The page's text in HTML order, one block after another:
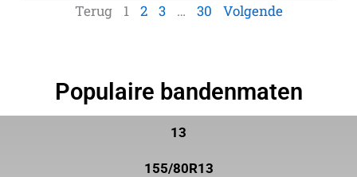
Terug 1 2 3 … 30 Volgende
Populaire bandenmaten
13
155/80R13